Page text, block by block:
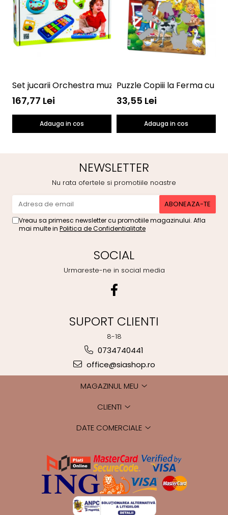
Set jucarii Orchestra muzicala Halilit MS4001
167,77 Lei
Adauga in cos
Puzzle Copiii la Ferma cu
33,55 Lei
Adauga in cos
NEWSLETTER
Nu rata ofertele si promotiile noastre
Vreau sa primesc newsletter cu promotiile magazinului. Afla
mai multe in Politica de Confidentialitate
SOCIAL
Urmareste-ne in social media
SUPORT CLIENTI
8-18
0734740441
office@siashop.ro
MAGAZINUL MEU
CLIENTI
DATE COMERCIALE